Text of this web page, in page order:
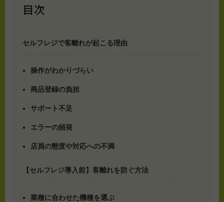
目次
セルフレジで客離れが起こる理由
操作がわかりづらい
商品登録の負担
サポート不足
エラーの頻発
店員の態度や対応への不満
【セルフレジ導入前】客離れを防ぐ方法
業種に合わせた機種を選ぶ